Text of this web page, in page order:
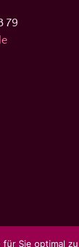
79
für Sie optimal